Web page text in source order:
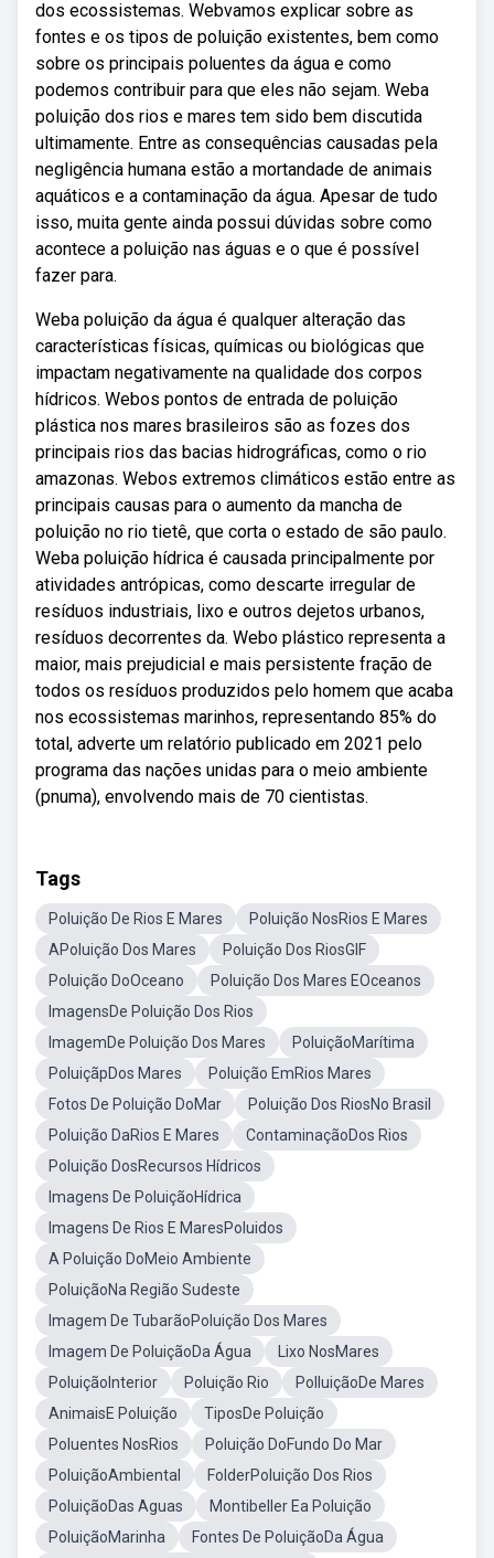
dos ecossistemas. Webvamos explicar sobre as
fontes e os tipos de poluição existentes, bem como
sobre os principais poluentes da água e como
podemos contribuir para que eles não sejam. Weba
poluição dos rios e mares tem sido bem discutida
ultimamente. Entre as consequências causadas pela
negligência humana estão a mortandade de animais
aquáticos e a contaminação da água. Apesar de tudo
isso, muita gente ainda possui dúvidas sobre como
acontece a poluição nas águas e o que é possível
fazer para.
Weba poluição da água é qualquer alteração das
características físicas, químicas ou biológicas que
impactam negativamente na qualidade dos corpos
hídricos. Webos pontos de entrada de poluição
plástica nos mares brasileiros são as fozes dos
principais rios das bacias hidrográficas, como o rio
amazonas. Webos extremos climáticos estão entre as
principais causas para o aumento da mancha de
poluição no rio tietê, que corta o estado de são paulo.
Weba poluição hídrica é causada principalmente por
atividades antrópicas, como descarte irregular de
resíduos industriais, lixo e outros dejetos urbanos,
resíduos decorrentes da. Webo plástico representa a
maior, mais prejudicial e mais persistente fração de
todos os resíduos produzidos pelo homem que acaba
nos ecossistemas marinhos, representando 85% do
total, adverte um relatório publicado em 2021 pelo
programa das nações unidas para o meio ambiente
(pnuma), envolvendo mais de 70 cientistas.
Tags
Poluição De Rios E Mares
Poluição NosRios E Mares
APoluição Dos Mares
Poluição Dos RiosGIF
Poluição DoOceano
Poluição Dos Mares EOceanos
ImagensDe Poluição Dos Rios
ImagemDe Poluição Dos Mares
PoluiçãoMarítima
PoluiçãpDos Mares
Poluição EmRios Mares
Fotos De Poluição DoMar
Poluição Dos RiosNo Brasil
Poluição DaRios E Mares
ContaminaçãoDos Rios
Poluição DosRecursos Hídricos
Imagens De PoluiçãoHídrica
Imagens De Rios E MaresPoluidos
A Poluição DoMeio Ambiente
PoluiçãoNa Região Sudeste
Imagem De TubarãoPoluição Dos Mares
Imagem De PoluiçãoDa Água
Lixo NosMares
PoluiçãoInterior
Poluição Rio
PolluiçãoDe Mares
AnimaisE Poluição
TiposDe Poluição
Poluentes NosRios
Poluição DoFundo Do Mar
PoluiçãoAmbiental
FolderPoluição Dos Rios
PoluiçãoDas Aguas
Montibeller Ea Poluição
PoluiçãoMarinha
Fontes De PoluiçãoDa Água